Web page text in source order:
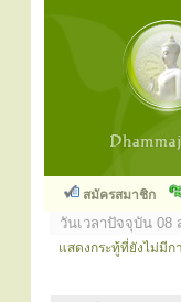
สมัครสมาชิก
วันเวลาปัจจุบัน 08
แสดงกระทู้ที่ยังไม่มีก